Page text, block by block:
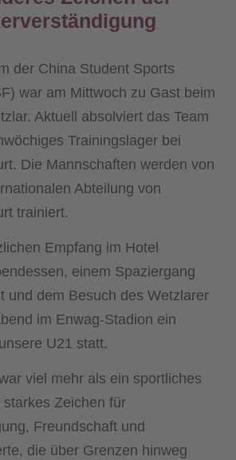
der China Student Sports
war am Mittwoch zu Gast beim
Aktuell absolviert das Team
Trainingslager bei
Die Mannschaften werden von
Abteilung von
trainiert.
Empfang im Hotel
einem Spaziergang
und dem Besuch des Wetzlarer
im Enwag-Stadion ein
U21 statt.
viel mehr als ein sportliches
Zeichen für
Freundschaft und
die über Grenzen hinweg